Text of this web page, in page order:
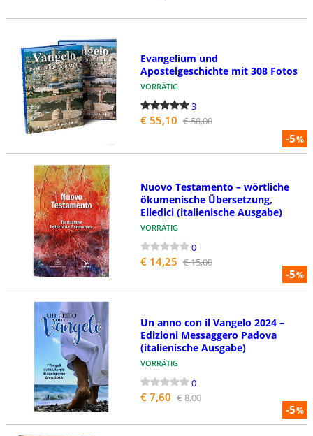
-5%
Evangelium und
Apostelgeschichte mit 308 Fotos
VORRÄTIG
3
€ 55,10 € 58,00
-5%
Nuovo Testamento – wörtliche
ökumenische Übersetzung,
Elledici (italienische Ausgabe)
VORRÄTIG
0
€ 14,25 € 15,00
-5%
Un anno con il Vangelo 2024 –
Edizioni Messaggero Padova
(italienische Ausgabe)
VORRÄTIG
0
€ 7,60 € 8,00